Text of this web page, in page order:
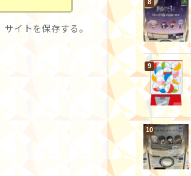
イトを保存する。